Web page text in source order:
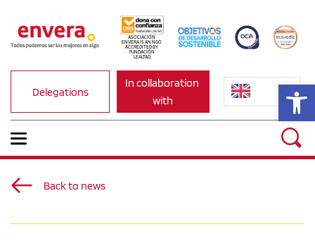
ASOCIACIÓN
ENVERA IS AN NGO
ACCREDITED BY
FUNDACIÓN
LEALTAD.
Delegations
In collaboration
with
Back to news